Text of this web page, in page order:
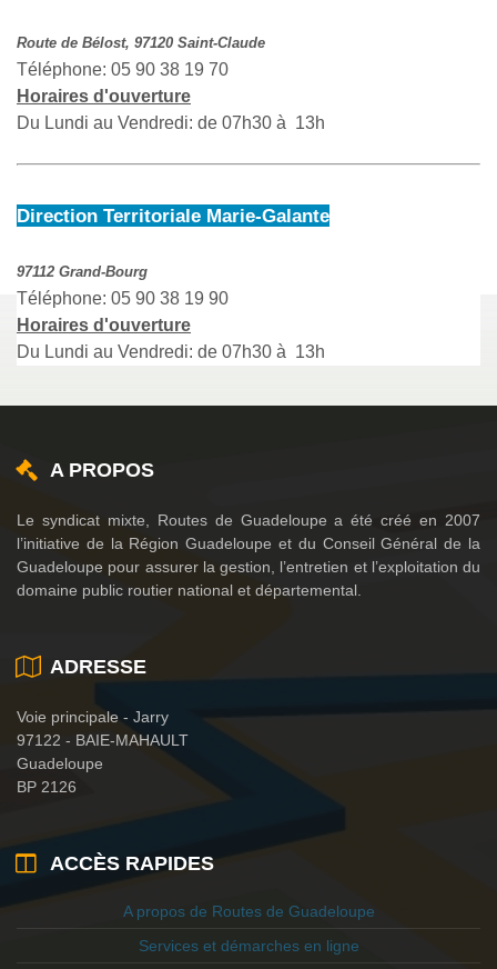
Route de Bélost, 97120 Saint-Claude
Téléphone: 05 90 38 19 70
Horaires d'ouverture
Du Lundi au Vendredi: de 07h30 à 13h
Direction Territoriale Marie-Galante
97112 Grand-Bourg
Téléphone: 05 90 38 19 90
Horaires d'ouverture
Du Lundi au Vendredi: de 07h30 à 13h
A PROPOS
Le syndicat mixte, Routes de Guadeloupe a été créé en 2007
l’initiative de la Région Guadeloupe et du Conseil Général de la
Guadeloupe pour assurer la gestion, l’entretien et l’exploitation du
domaine public routier national et départemental.
ADRESSE
Voie principale - Jarry
97122 - BAIE-MAHAULT
Guadeloupe
BP 2126
ACCÈS RAPIDES
A propos de Routes de Guadeloupe
Services et démarches en ligne